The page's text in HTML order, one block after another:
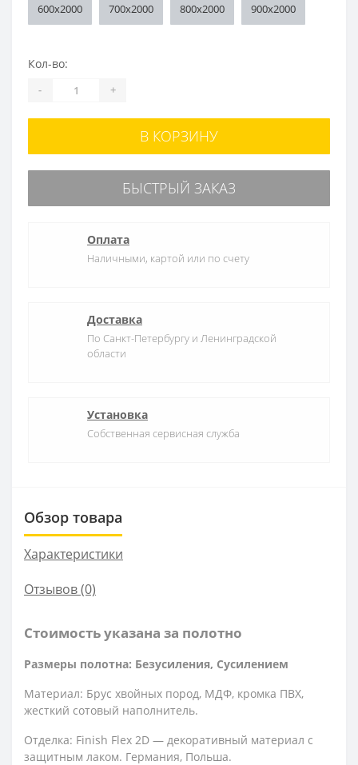
600x2000 700x2000 800x2000 900x2000
Кол-во:
- +
В КОРЗИНУ
БЫСТРЫЙ ЗАКАЗ
Оплата
Наличными, картой или по счету
Доставка
По Санкт-Петербургу и Ленинградской
области
Установка
Собственная сервисная служба
Обзор товара
Характеристики
Отзывов (0)
Стоимость указана за полотно
Размеры полотна: Безусиления, Сусилением
Материал: Брус хвойных пород, МДФ, кромка ПВХ,
жесткий сотовый наполнитель.
Отделка: Finish Flex 2D — декоративный материал с
защитным лаком. Германия, Польша.